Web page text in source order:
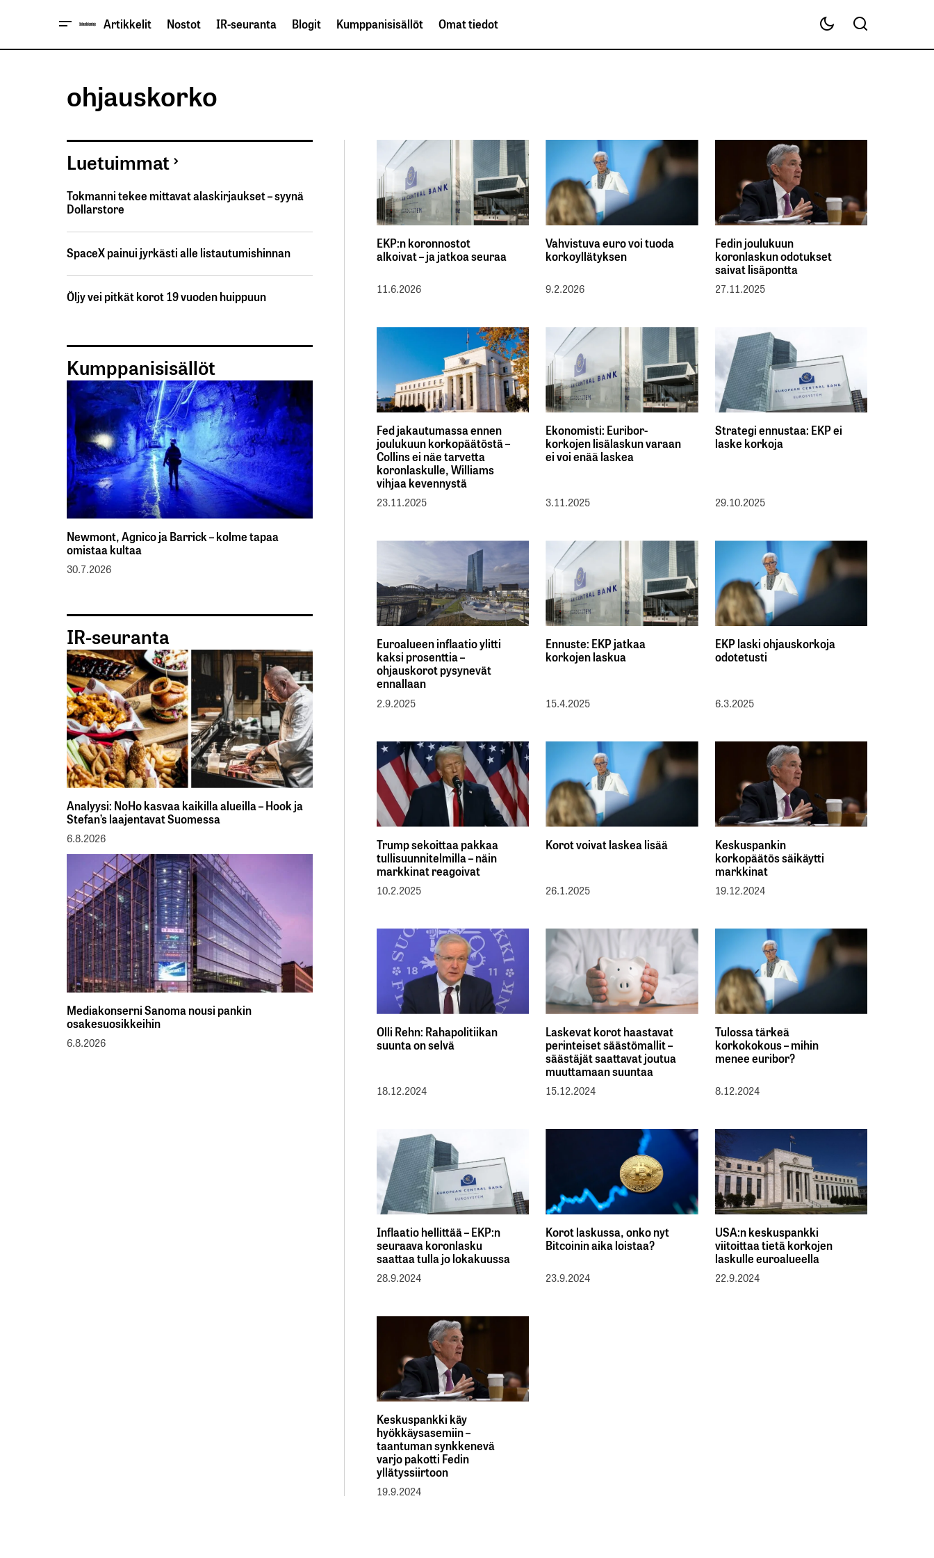
Artikkelit Nostot IR-seuranta Blogit Kumppanisisällöt Omat tiedot
ohjauskorko
EKP:n koronnostot
alkoivat – ja jatkoa seuraa
11.6.2026
Vahvistuva euro voi tuoda
korkoyllätyksen
9.2.2026
Fedin joulukuun
koronlaskun odotukset
saivat lisäpontta
27.11.2025
Fed jakautumassa ennen
joulukuun korkopäätöstä –
Collins ei näe tarvetta
koronlaskulle, Williams
vihjaa kevennystä
23.11.2025
Ekonomisti: Euribor-
korkojen lisälaskun varaan
ei voi enää laskea
3.11.2025
Strategi ennustaa: EKP ei
laske korkoja
29.10.2025
Euroalueen inflaatio ylitti
kaksi prosenttia –
ohjauskorot pysynevät
ennallaan
2.9.2025
Ennuste: EKP jatkaa
korkojen laskua
15.4.2025
EKP laski ohjauskorkoja
odotetusti
6.3.2025
Trump sekoittaa pakkaa
tullisuunnitelmilla – näin
markkinat reagoivat
10.2.2025
Korot voivat laskea lisää
26.1.2025
Keskuspankin
korkopäätös säikäytti
markkinat
19.12.2024
Olli Rehn: Rahapolitiikan
suunta on selvä
18.12.2024
Laskevat korot haastavat
perinteiset säästömallit –
säästäjät saattavat joutua
muuttamaan suuntaa
15.12.2024
Tulossa tärkeä
korkokokous – mihin
menee euribor?
8.12.2024
Inflaatio hellittää – EKP:n
seuraava koronlasku
saattaa tulla jo lokakuussa
28.9.2024
Korot laskussa, onko nyt
Bitcoinin aika loistaa?
23.9.2024
USA:n keskuspankki
viitoittaa tietä korkojen
laskulle euroalueella
22.9.2024
Keskuspankki käy
hyökkäysasemiin –
taantuman synkkenevä
varjo pakotti Fedin
yllätyssiirtoon
19.9.2024
Luetuimmat
Tokmanni tekee mittavat alaskirjaukset – syynä
Dollarstore
SpaceX painui jyrkästi alle listautumishinnan
Öljy vei pitkät korot 19 vuoden huippuun
Kumppanisisällöt
Newmont, Agnico ja Barrick – kolme tapaa
omistaa kultaa
30.7.2026
IR-seuranta
Analyysi: NoHo kasvaa kaikilla alueilla – Hook ja
Stefan’s laajentavat Suomessa
6.8.2026
Mediakonserni Sanoma nousi pankin
osakesuosikkeihin
6.8.2026